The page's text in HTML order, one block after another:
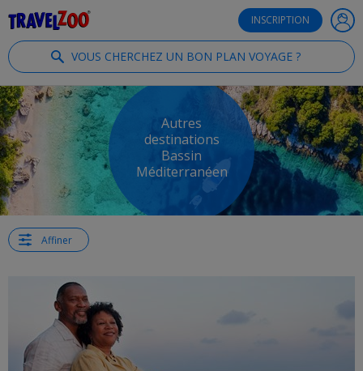
INSCRIPTION
VOUS CHERCHEZ UN BON PLAN VOYAGE ?
Autres
destinations
Bassin
Méditerranéen
Affiner